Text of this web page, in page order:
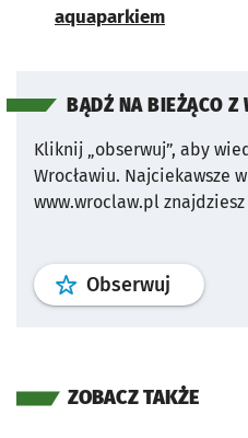
aquaparkiem
BĄDŹ NA BIEŻĄCO Z
Kliknij „obserwuj”, aby
Wrocławiu. Najciekawsze
www.wroclaw.pl znajdziesz
Obserwuj profil
ZOBACZ TAKŻE